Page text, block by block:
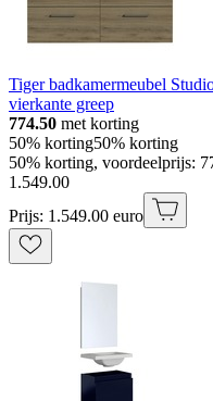
Tiger badkamermeubel
vierkante greep
774.50 met korting
50% korting50% korting
50% korting, voordeelprijs:
1 .549.00
Prijs: 1.549.00 euro